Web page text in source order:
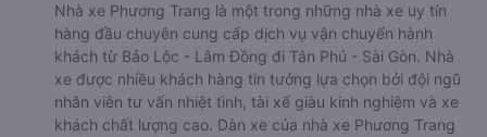
Nhà xe Phương Trang là một trong những nhà xe uy tín
hàng đầu chuyên cung cấp dịch vụ vận chuyển hành
khách từ Bảo Lộc - Lâm Đồng đi Tân Phú - Sài Gòn. Nhà
xe được nhiều khách hàng tin tưởng lựa chọn bởi đội ngũ
nhân viên tư vấn nhiệt tình, tài xế giàu kinh nghiệm và xe
khách chất lượng cao. Dàn xe của nhà xe Phương Trang